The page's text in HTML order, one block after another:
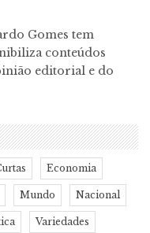
Gomes tem
conteúdos
editorial e do
Economia
Mundo Nacional
Variedades